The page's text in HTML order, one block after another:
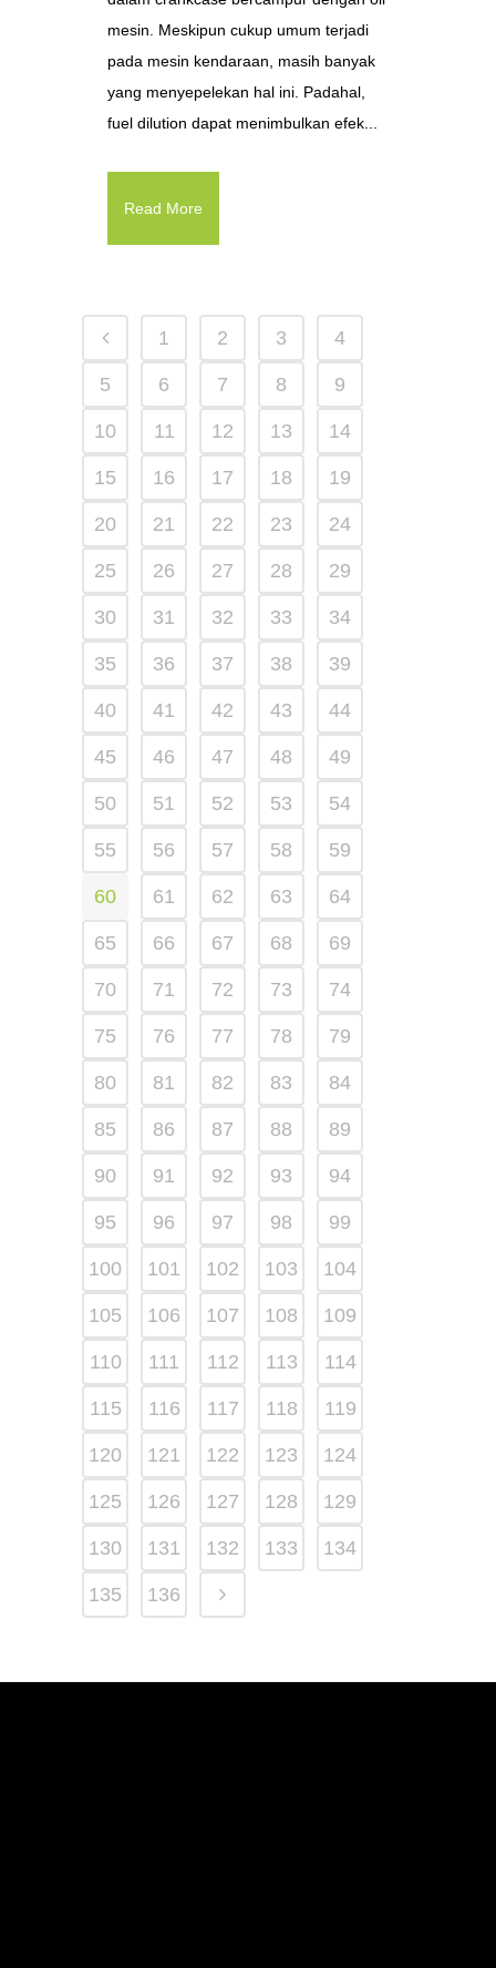
mesin. Meskipun cukup umum terjadi
pada mesin kendaraan, masih banyak
yang menyepelekan hal ini. Padahal,
fuel dilution dapat menimbulkan efek...
Read More
1 2 3 4
5 6 7 8 9
10 11 12 13 14
15 16 17 18 19
20 21 22 23 24
25 26 27 28 29
30 31 32 33 34
35 36 37 38 39
40 41 42 43 44
45 46 47 48 49
50 51 52 53 54
55 56 57 58 59
60 61 62 63 64
65 66 67 68 69
70 71 72 73 74
75 76 77 78 79
80 81 82 83 84
85 86 87 88 89
90 91 92 93 94
95 96 97 98 99
100 101 102 103 104
105 106 107 108 109
110 111 112 113 114
115 116 117 118 119
120 121 122 123 124
125 126 127 128 129
130 131 132 133 134
135 136